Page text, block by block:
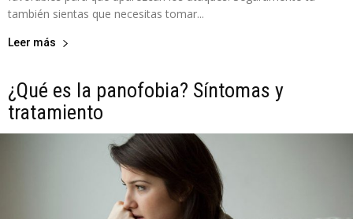
también sientas que necesitas tomar...
Leer más
¿Qué es la panofobia? Síntomas y
tratamiento